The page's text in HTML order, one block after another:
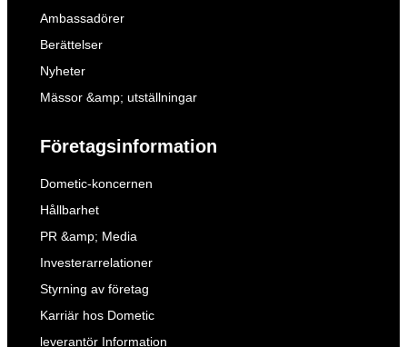
Ambassadörer
Berättelser
Nyheter
Mässor &amp; utställningar
Företagsinformation
Dometic-koncernen
Hållbarhet
PR &amp; Media
Investerarrelationer
Styrning av företag
Karriär hos Dometic
leverantör Information